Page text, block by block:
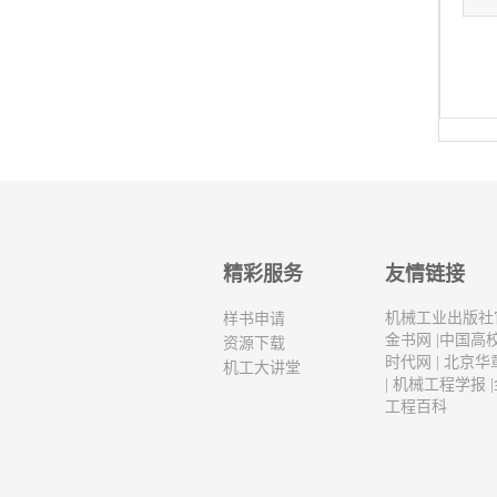
精彩服务
样书申请
资源下载
机工大讲堂
友情链接
机械工业出版
金书网
中国高
时代网
北京华
机械工程学报 |
工程百科